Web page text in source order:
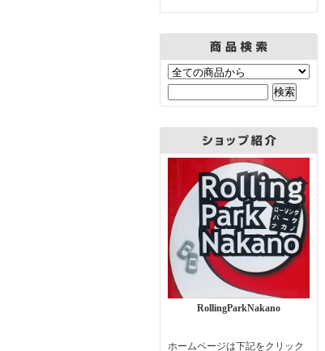
RollingParkNakano
ホームページは下記をクリック